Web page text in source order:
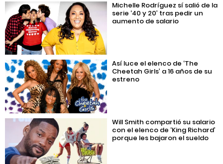
Michelle Rodríguez sí salió de la
serie ‘40 y 20’ tras pedir un
aumento de salario
Así luce el elenco de ‘The
Cheetah Girls’ a 16 años de su
estreno
Will Smith compartió su salario
con el elenco de ‘King Richard’
porque les bajaron el sueldo